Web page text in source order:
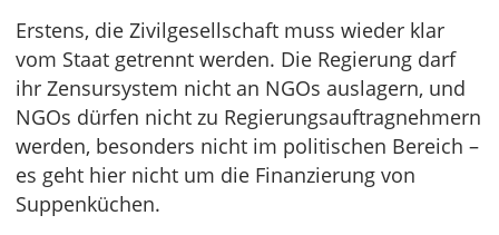
Erstens, die Zivilgesellschaft muss wieder klar
vom Staat getrennt werden. Die Regierung darf
ihr Zensursystem nicht an NGOs auslagern, und
NGOs dürfen nicht zu Regierungsauftragnehmern
werden, besonders nicht im politischen Bereich –
es geht hier nicht um die Finanzierung von
Suppenküchen.